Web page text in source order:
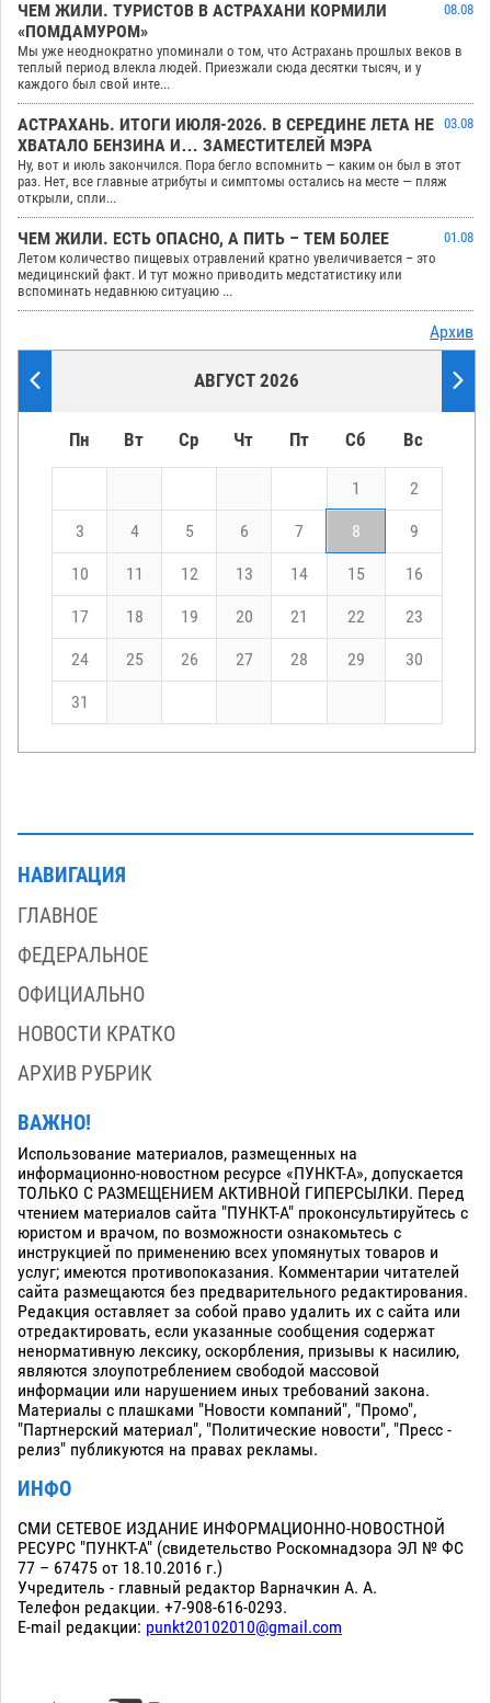
ЧЕМ ЖИЛИ. ТУРИСТОВ В АСТРАХАНИ КОРМИЛИ
«ПОМДАМУРОМ»
08.08
Мы уже неоднократно упоминали о том, что Астрахань прошлых веков в
теплый период влекла людей. Приезжали сюда десятки тысяч, и у
каждого был свой инте...
АСТРАХАНЬ. ИТОГИ ИЮЛЯ-2026. В СЕРЕДИНЕ ЛЕТА НЕ
ХВАТАЛО БЕНЗИНА И… ЗАМЕСТИТЕЛЕЙ МЭРА
03.08
Ну, вот и июль закончился. Пора бегло вспомнить — каким он был в этот
раз. Нет, все главные атрибуты и симптомы остались на месте — пляж
открыли, спли...
ЧЕМ ЖИЛИ. ЕСТЬ ОПАСНО, А ПИТЬ – ТЕМ БОЛЕЕ
01.08
Летом количество пищевых отравлений кратно увеличивается – это
медицинский факт. И тут можно приводить медстатистику или
вспоминать недавнюю ситуацию ...
Архив
АВГУСТ 2026
Пн Вт Ср Чт Пт Сб Вс
1 2
3 4 5 6 7 8 9
10 11 12 13 14 15 16
17 18 19 20 21 22 23
24 25 26 27 28 29 30
31
НАВИГАЦИЯ
ГЛАВНОЕ
ФЕДЕРАЛЬНОЕ
ОФИЦИАЛЬНО
НОВОСТИ КРАТКО
АРХИВ РУБРИК
ВАЖНО!
Использование материалов, размещенных на
информационно-новостном ресурсе «ПУНКТ-А», допускается
ТОЛЬКО С РАЗМЕЩЕНИЕМ АКТИВНОЙ ГИПЕРСЫЛКИ. Перед
чтением материалов сайта "ПУНКТ-А" проконсультируйтесь с
юристом и врачом, по возможности ознакомьтесь с
инструкцией по применению всех упомянутых товаров и
услуг; имеются противопоказания. Комментарии читателей
сайта размещаются без предварительного редактирования.
Редакция оставляет за собой право удалить их с сайта или
отредактировать, если указанные сообщения содержат
ненормативную лексику, оскорбления, призывы к насилию,
являются злоупотреблением свободой массовой
информации или нарушением иных требований закона.
Материалы с плашками "Новости компаний", "Промо",
"Партнерский материал", "Политические новости", "Пресс -
релиз" публикуются на правах рекламы.
ИНФО
СМИ СЕТЕВОЕ ИЗДАНИЕ ИНФОРМАЦИОННО-НОВОСТНОЙ
РЕСУРС "ПУНКТ-А" (свидетельство Роскомнадзора ЭЛ № ФС
77 – 67475 от 18.10.2016 г.)
Учредитель - главный редактор Варначкин А. А.
Телефон редакции. +7-908-616-0293.
E-mail редакции: punkt20102010@gmail.com